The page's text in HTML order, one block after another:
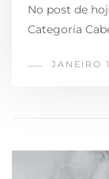
No post de
Categoria
JANEIRO